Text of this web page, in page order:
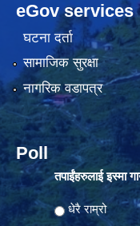
eGov services
घटना दर्ता
सामाजिक सुरक्षा
नागरिक वडापत्र
Poll
तपाईंहरुलाई इस्मा
Choices
धेरै राम्रो